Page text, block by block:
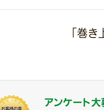
「巻き
アンケート大